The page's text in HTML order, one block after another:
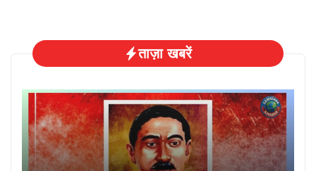
ताज़ा खबरें